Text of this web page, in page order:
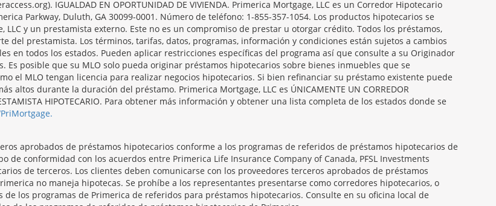
IGUALDAD EN OPORTUNIDAD DE VIVIENDA. Primerica Mortgage, LLC es un Corredor Hipotecario
Parkway, Duluth, GA 30099-0001. Número de teléfono: 1-855-357-1054. Los productos hipotecarios se
y un prestamista externo. Este no es un compromiso de prestar u otorgar crédito. Todos los préstamos,
del prestamista. Los términos, tarifas, datos, programas, información y condiciones están sujetos a cambios
en todos los estados. Pueden aplicar restricciones específicas del programa así que consulte a su Originador
Es posible que su MLO solo pueda originar préstamos hipotecarios sobre bienes inmuebles que se
el MLO tengan licencia para realizar negocios hipotecarios. Si bien refinanciar su préstamo existente puede
altos durante la duración del préstamo. Primerica Mortgage, LLC es ÚNICAMENTE UN CORREDOR
HIPOTECARIO. Para obtener más información y obtener una lista completa de los estados donde se
aprobados de préstamos hipotecarios conforme a los programas de referidos de préstamos hipotecarios de
de conformidad con los acuerdos entre Primerica Life Insurance Company of Canada, PFSL Investments
de terceros. Los clientes deben comunicarse con los proveedores terceros aprobados de préstamos
no maneja hipotecas. Se prohíbe a los representantes presentarse como corredores hipotecarios, o
los programas de Primerica de referidos para préstamos hipotecarios. Consulte en su oficina local de